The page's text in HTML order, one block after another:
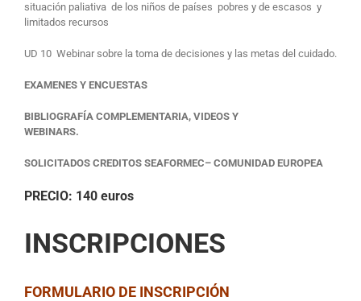
situación paliativa de los niños de países pobres y de escasos y
limitados recursos
UD 10 Webinar sobre la toma de decisiones y las metas del cuidado.
EXAMENES Y ENCUESTAS
BIBLIOGRAFÍA COMPLEMENTARIA, VIDEOS Y
WEBINARS.
SOLICITADOS CREDITOS SEAFORMEC– COMUNIDAD EUROPEA
PRECIO: 140 euros
INSCRIPCIONES
FORMULARIO DE INSCRIPCIÓN